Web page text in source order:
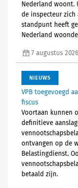
Nederland
de inspecteur
standpunt heeft
Nederland
7 augustus 2026
NIEUWS
VPB toegevoegd
fiscus
Voortaan kunnen
definitieve
ontvangen op de
Belastingdienst.
betaald zijn.